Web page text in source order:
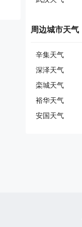
周边城市天气
辛集天气
深泽天气
栾城天气
裕华天气
安国天气